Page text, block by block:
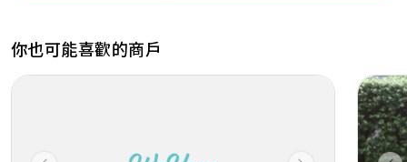
你也可能喜歡的商戶